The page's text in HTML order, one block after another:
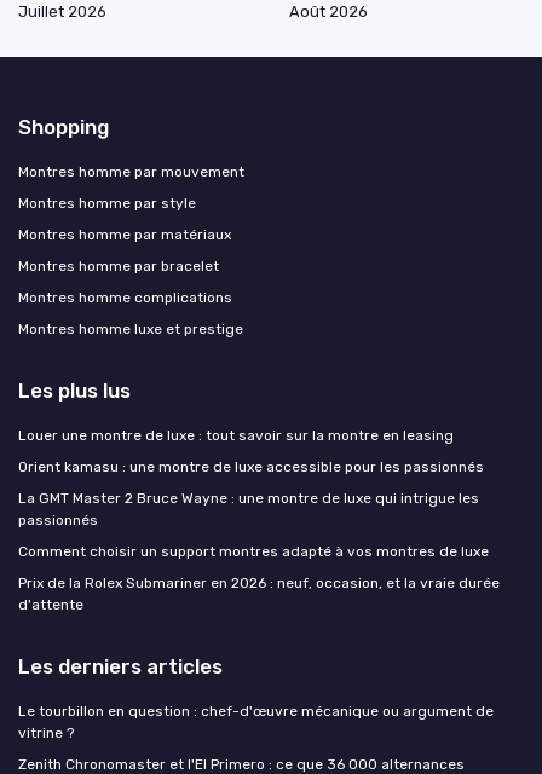
Juillet 2026
Août 2026
Shopping
Montres homme par mouvement
Montres homme par style
Montres homme par matériaux
Montres homme par bracelet
Montres homme complications
Montres homme luxe et prestige
Les plus lus
Louer une montre de luxe : tout savoir sur la montre en leasing
Orient kamasu : une montre de luxe accessible pour les passionnés
La GMT Master 2 Bruce Wayne : une montre de luxe qui intrigue les
passionnés
Comment choisir un support montres adapté à vos montres de luxe
Prix de la Rolex Submariner en 2026 : neuf, occasion, et la vraie durée
d'attente
Les derniers articles
Le tourbillon en question : chef-d'œuvre mécanique ou argument de
vitrine ?
Zenith Chronomaster et l'El Primero : ce que 36 000 alternances